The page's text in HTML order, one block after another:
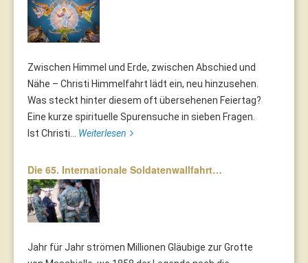
Zwischen Himmel und Erde, zwischen Abschied und
Nähe – Christi Himmelfahrt lädt ein, neu hinzusehen.
Was steckt hinter diesem oft übersehenen Feiertag?
Eine kurze spirituelle Spurensuche in sieben Fragen.
Ist Christi... Weiterlesen
Die 65. Internationale Soldatenwallfahrt…
Jahr für Jahr strömen Millionen Gläubige zur Grotte